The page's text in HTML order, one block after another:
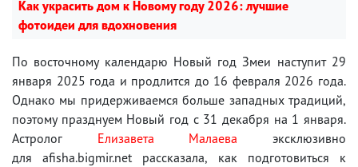
Как украсить дом к Новому году 2026: лучшие
фотоидеи для вдохновения
По восточному календарю Новый год Змеи наступит 29
января 2025 года и продлится до 16 февраля 2026 года.
Однако мы придерживаемся больше западных традиций,
поэтому празднуем Новый год с 31 декабря на 1 января.
Астролог Елизавета Малаева эксклюзивно
для afisha.bigmir.net рассказала, как подготовиться к